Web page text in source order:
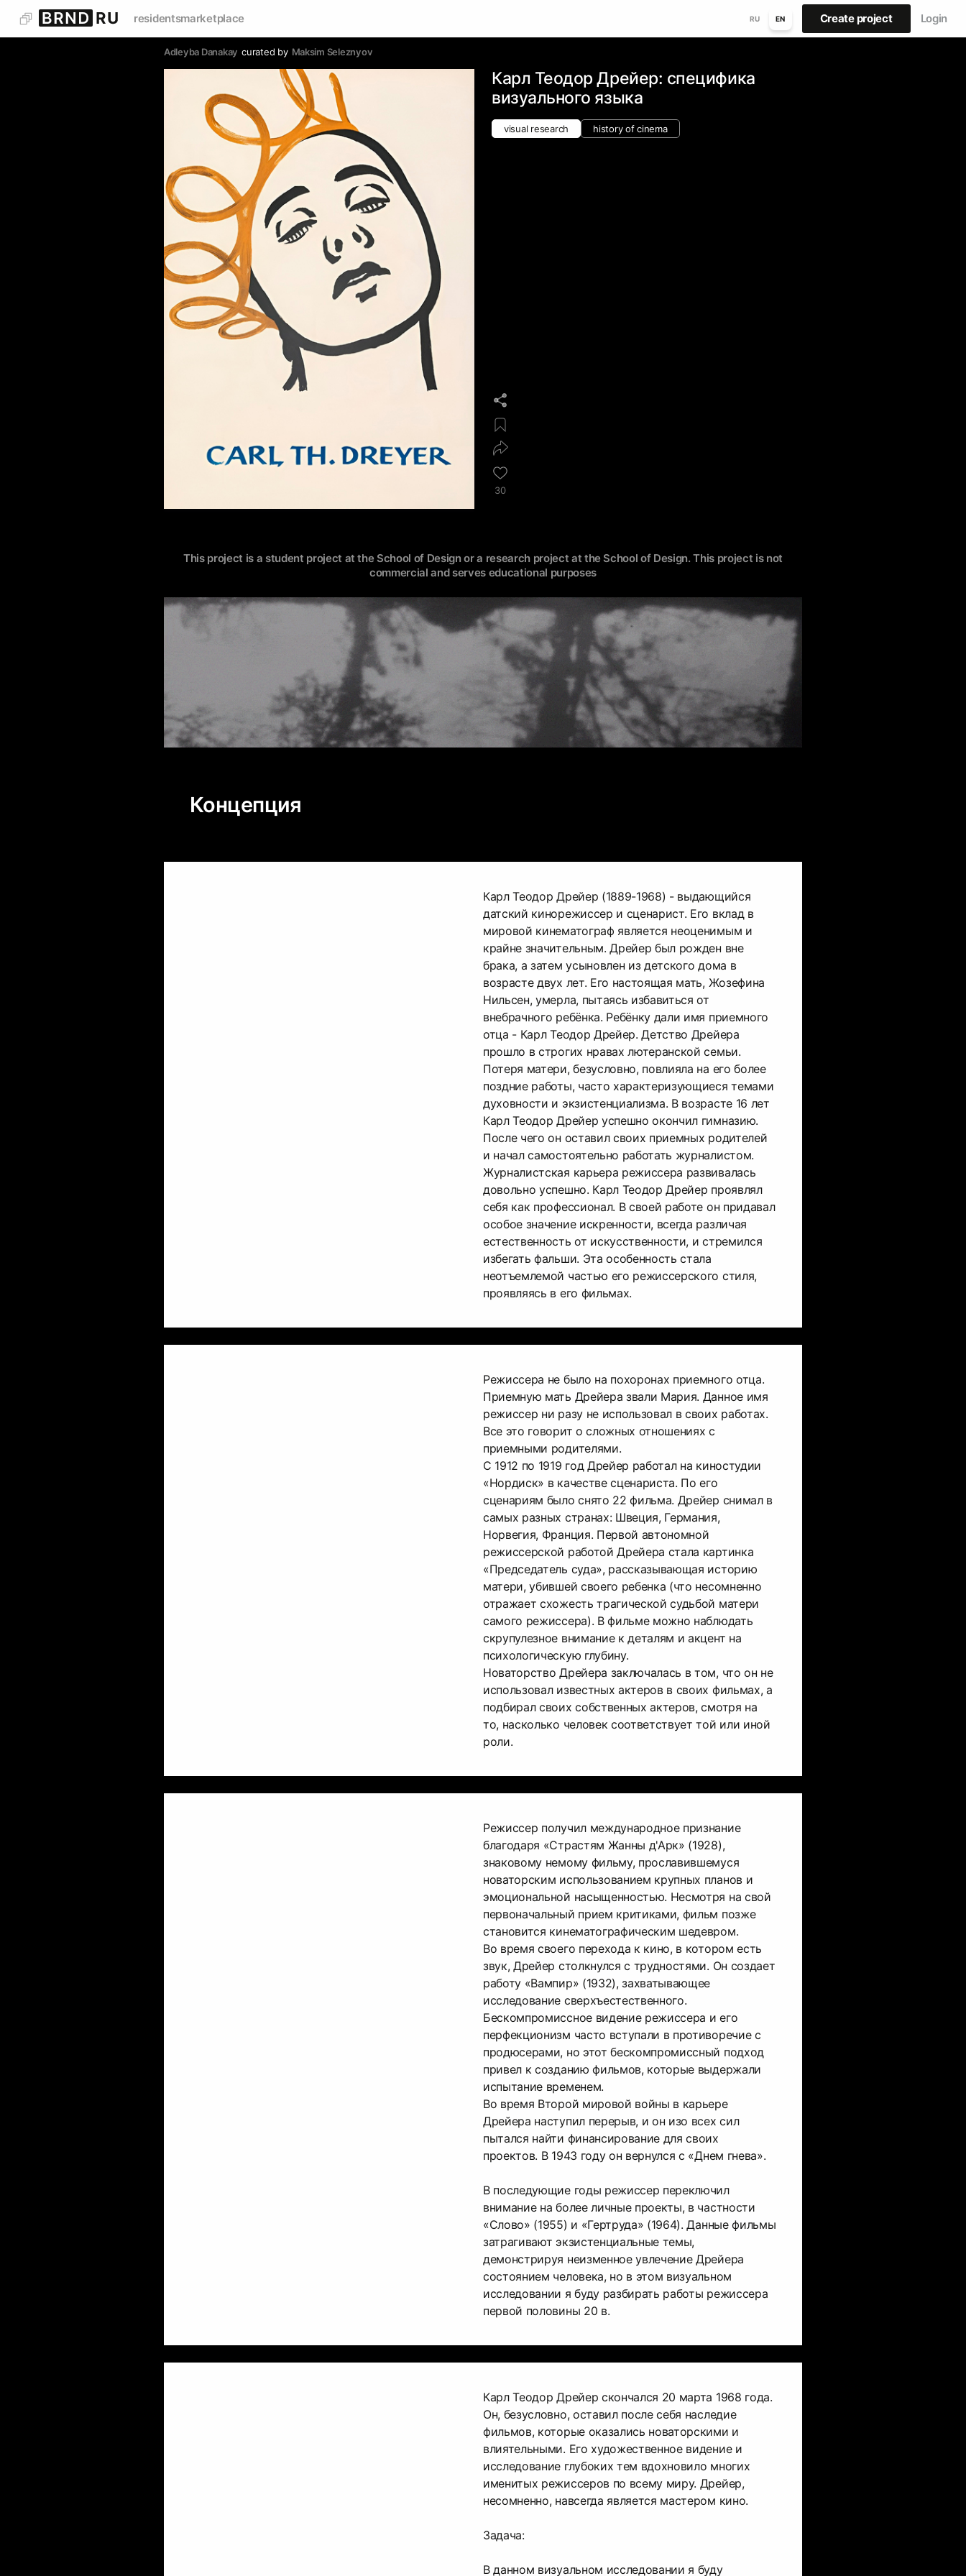
residentsmarketplace RU EN Create project Login
Adleyba Danakay curated by Maksim Seleznyov
Карл Теодор Дрейер: специфика
визуального языка
visual research history of cinema
30
This project is a student project at the School of Design or a research project at the School of Design. This project is not
commercial and serves educational purposes
Концепция
Карл Теодор Дрейер (1889-1968) - выдающийся
датский кинорежиссер и сценарист. Его вклад в
мировой кинематограф является неоценимым и
крайне значительным. Дрейер был рожден вне
брака, а затем усыновлен из детского дома в
возрасте двух лет. Его настоящая мать, Жозефина
Нильсен, умерла, пытаясь избавиться от
внебрачного ребёнка. Ребёнку дали имя приемного
отца - Карл Теодор Дрейер. Детство Дрейера
прошло в строгих нравах лютеранской семьи.
Потеря матери, безусловно, повлияла на его более
поздние работы, часто характеризующиеся темами
духовности и экзистенциализма. В возрасте 16 лет
Карл Теодор Дрейер успешно окончил гимназию.
После чего он оставил своих приемных родителей
и начал самостоятельно работать журналистом.
Журналистская карьера режиссера развивалась
довольно успешно. Карл Теодор Дрейер проявлял
себя как профессионал. В своей работе он придавал
особое значение искренности, всегда различая
естественность от искусственности, и стремился
избегать фальши. Эта особенность стала
неотъемлемой частью его режиссерского стиля,
проявляясь в его фильмах.
Режиссера не было на похоронах приемного отца.
Приемную мать Дрейера звали Мария. Данное имя
режиссер ни разу не использовал в своих работах.
Все это говорит о сложных отношениях с
приемными родителями.
С 1912 по 1919 год Дрейер работал на киностудии
«Нордиск» в качестве сценариста. По его
сценариям было снято 22 фильма. Дрейер снимал в
самых разных странах: Швеция, Германия,
Норвегия, Франция. Первой автономной
режиссерской работой Дрейера стала картинка
«Председатель суда», рассказывающая историю
матери, убившей своего ребенка (что несомненно
отражает схожесть трагической судьбой матери
самого режиссера). В фильме можно наблюдать
скрупулезное внимание к деталям и акцент на
психологическую глубину.
Новаторство Дрейера заключалась в том, что он не
использовал известных актеров в своих фильмах, а
подбирал своих собственных актеров, смотря на
то, насколько человек соответствует той или иной
роли.
Режиссер получил международное признание
благодаря «Страстям Жанны д'Арк» (1928),
знаковому немому фильму, прославившемуся
новаторским использованием крупных планов и
эмоциональной насыщенностью. Несмотря на свой
первоначальный прием критиками, фильм позже
становится кинематографическим шедевром.
Во время своего перехода к кино, в котором есть
звук, Дрейер столкнулся с трудностями. Он создает
работу «Вампир» (1932), захватывающее
исследование сверхъестественного.
Бескомпромиссное видение режиссера и его
перфекционизм часто вступали в противоречие с
продюсерами, но этот бескомпромиссный подход
привел к созданию фильмов, которые выдержали
испытание временем.
Во время Второй мировой войны в карьере
Дрейера наступил перерыв, и он изо всех сил
пытался найти финансирование для своих
проектов. В 1943 году он вернулся с «Днем гнева».
В последующие годы режиссер переключил
внимание на более личные проекты, в частности
«Слово» (1955) и «Гертруда» (1964). Данные фильмы
затрагивают экзистенциальные темы,
демонстрируя неизменное увлечение Дрейера
состоянием человека, но в этом визуальном
исследовании я буду разбирать работы режиссера
первой половины 20 в.
Карл Теодор Дрейер скончался 20 марта 1968 года.
Он, безусловно, оставил после себя наследие
фильмов, которые оказались новаторскими и
влиятельными. Его художественное видение и
исследование глубоких тем вдохновило многих
именитых режиссеров по всему миру. Дрейер,
несомненно, навсегда является мастером кино.
Задача:
В данном визуальном исследовании я буду